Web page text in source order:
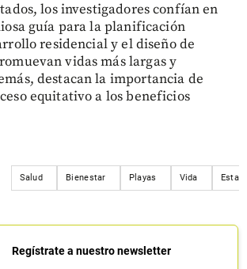
los investigadores confían en
guía para la planificación
residencial y el diseño de
vidas más largas y
destacan la importancia de
equitativo a los beneficios
Salud Bienestar Playas Vida
Regístrate a nuestro newsletter